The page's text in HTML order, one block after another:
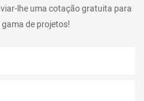
lhe uma cotação gratuita para
de projetos!